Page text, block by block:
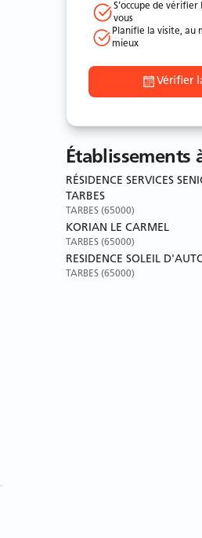
S’occupe de
vous
Planifie la visite, au
mieux
Vérifier
Établissements
RÉSIDENCE SERVICES
TARBES
TARBES (65000)
KORIAN LE CARMEL
TARBES (65000)
RESIDENCE SOLEIL
TARBES (65000)